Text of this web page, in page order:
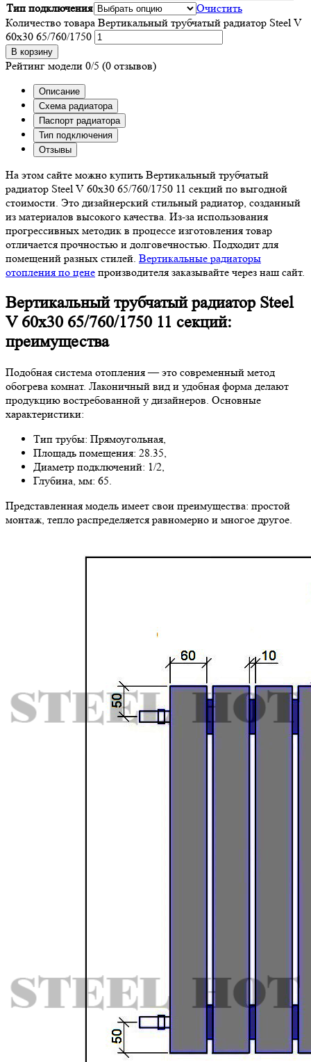
Тип подключения
Очистить
Количество товара Вертикальный трубчатый радиатор Steel V
60х30 65/760/1750
В корзину
Рейтинг модели 0/5 (0 отзывов)
Описание
Схема радиатора
Паспорт радиатора
Тип подключения
Отзывы
На этом сайте можно купить Вертикальный трубчатый
радиатор Steel V 60х30 65/760/1750 11 секций по выгодной
стоимости. Это дизайнерский стильный радиатор, созданный
из материалов высокого качества. Из-за использования
прогрессивных методик в процессе изготовления товар
отличается прочностью и долговечностью. Подходит для
помещений разных стилей. Вертикальные радиаторы
отопления по цене производителя заказывайте через наш сайт.
Вертикальный трубчатый радиатор Steel
V 60х30 65/760/1750 11 секций:
преимущества
Подобная система отопления — это современный метод
обогрева комнат. Лаконичный вид и удобная форма делают
продукцию востребованной у дизайнеров. Основные
характеристики:
Тип трубы: Прямоугольная,
Площадь помещения: 28.35,
Диаметр подключений: 1/2,
Глубина, мм: 65.
Представленная модель имеет свои преимущества: простой
монтаж, тепло распределяется равномерно и многое другое.